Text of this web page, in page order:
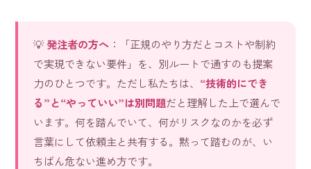
💡発注者の方へ ：「正規のやり方だとコストや制約
で実現できない要件」を、別ルートで通すのも提案
力のひとつです。ただし私たちは、 “技術的にでき
る”と“やっていい”は別問題だと理解した上で選んで
います。何を踏んでいて、何がリスクなのかを必ず
言葉にして依頼主と共有する。黙って踏むのが、い
ちばん危ない進め方です。